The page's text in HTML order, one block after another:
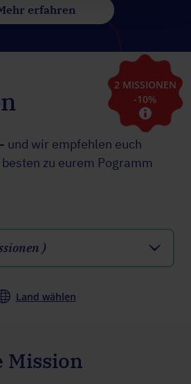
erfahren
2 MISSIONEN
-10%
und wir empfehlen euch
zu eurem Pogramm
(5 Missionen )
Land wählen
Mission